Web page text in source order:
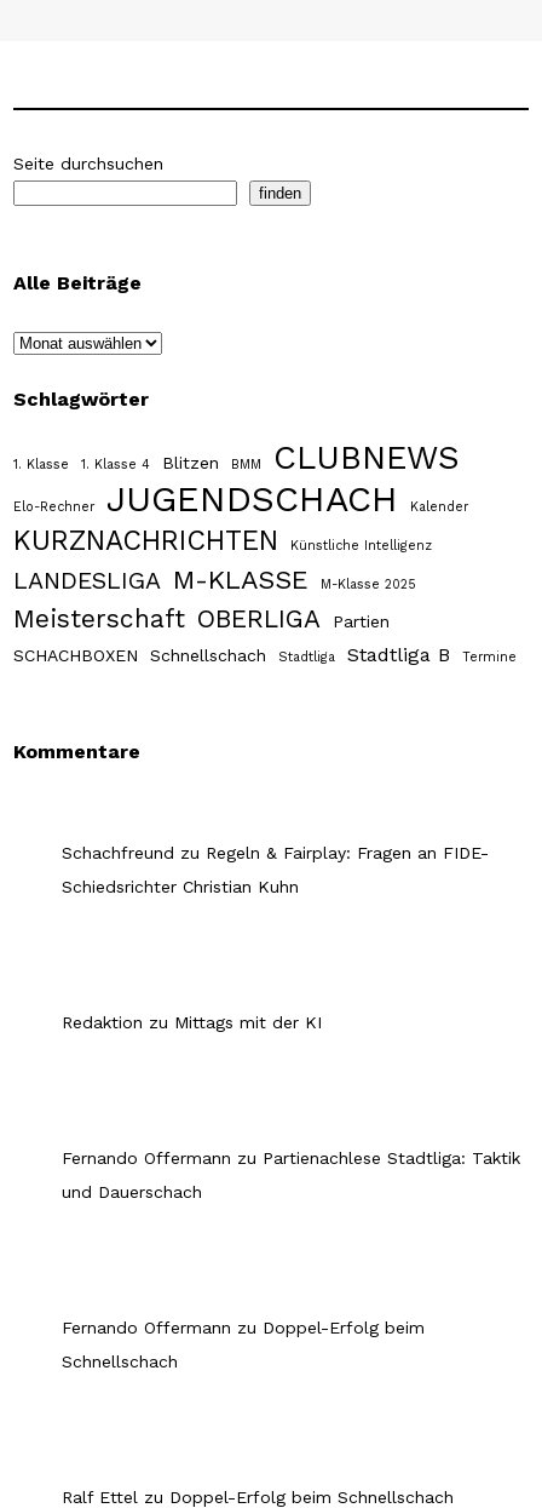
Seite durchsuchen
finden
Alle Beiträge
Archiv
Schlagwörter
1. Klasse 1. Klasse 4 Blitzen BMM CLUBNEWS
Elo-Rechner JUGENDSCHACH Kalender
KURZNACHRICHTEN Künstliche Intelligenz
LANDESLIGA M-KLASSE M-Klasse 2025
Meisterschaft OBERLIGA
Partien
SCHACHBOXEN
Schnellschach Stadtliga Stadtliga B Termine
Kommentare
Schachfreund zu Regeln & Fairplay: Fragen an FIDE-
Schiedsrichter Christian Kuhn
Redaktion zu Mittags mit der KI
Fernando Offermann zu Partienachlese Stadtliga: Taktik
und Dauerschach
Fernando Offermann zu Doppel-Erfolg beim
Schnellschach
Ralf Ettel zu Doppel-Erfolg beim Schnellschach